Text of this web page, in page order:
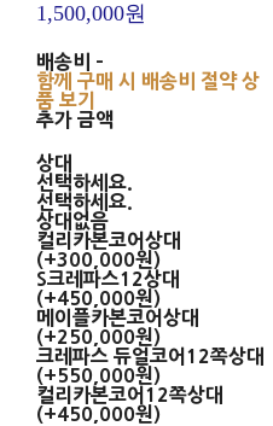
1,500,000원
배송비 -
함께 구매 시 배송비 절약 상
품 보기
추가 금액
상대
선택하세요.
선택하세요.
상대없음
컬리카본코어상대
(+300,000원)
S크레파스12상대
(+450,000원)
메이플카본코어상대
(+250,000원)
크레파스 듀얼코어12쪽상대
(+550,000원)
컬리카본코어12쪽상대
(+450,000원)